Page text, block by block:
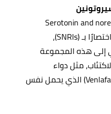
(Serotonin and
reuptake inhibitors) وتعرف اختصارًا بـ (SNRIs)،
إلى هذه المجموعة
مثل دواء
فنلافاكسين (بالإنجليزية: Venlafaxine) الذي يحمل نفس